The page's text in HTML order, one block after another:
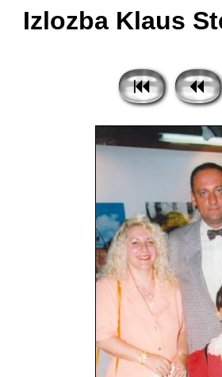
Izlozba Klaus